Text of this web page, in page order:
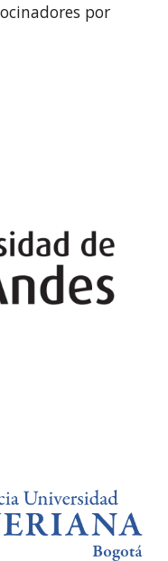
por